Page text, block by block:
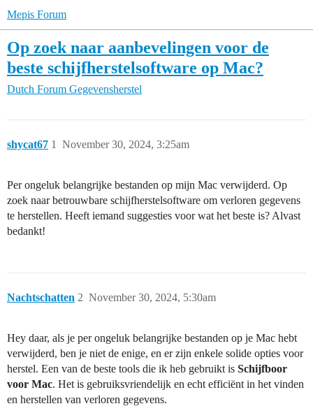
Mepis Forum
Op zoek naar aanbevelingen voor de
beste schijfherstelsoftware op Mac?
Dutch Forum Gegevensherstel
shycat67 November 30, 2024, 3:25am
1
Per ongeluk belangrijke bestanden op mijn Mac verwijderd. Op
zoek naar betrouwbare schijfherstelsoftware om verloren gegevens
te herstellen. Heeft iemand suggesties voor wat het beste is? Alvast
bedankt!
Nachtschatten November 30, 2024, 5:30am
2
Hey daar, als je per ongeluk belangrijke bestanden op je Mac hebt
verwijderd, ben je niet de enige, en er zijn enkele solide opties voor
herstel. Een van de beste tools die ik heb gebruikt is Schijfboor
voor Mac. Het is gebruiksvriendelijk en echt efficiënt in het vinden
en herstellen van verloren gegevens.